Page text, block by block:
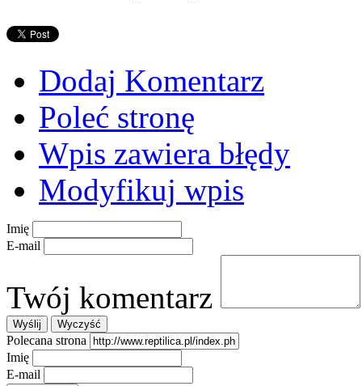
Dodaj Komentarz
Poleć stronę
Wpis zawiera błędy
Modyfikuj wpis
Imię
E-mail
Twój komentarz
Polecana strona
Imię
E-mail